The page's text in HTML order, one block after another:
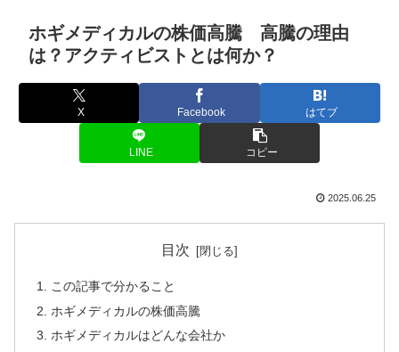
ホギメディカルの株価高騰 高騰の理由
は？アクティビストとは何か？
X Facebook はてブ
LINE コピー
2025.06.25
目次
この記事で分かること
ホギメディカルの株価高騰
ホギメディカルはどんな会社か